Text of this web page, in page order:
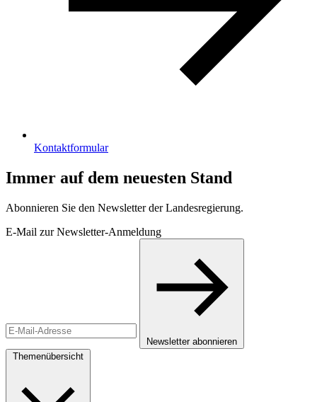
Kontaktformular
Immer auf dem neuesten Stand
Abonnieren Sie den Newsletter der Landesregierung.
E-Mail zur Newsletter-Anmeldung
Newsletter abonnieren
Themenübersicht